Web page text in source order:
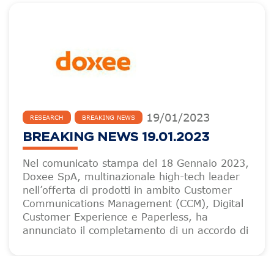
RESEARCH BREAKING NEWS 19/01/2023
BREAKING NEWS 19.01.2023
Nel comunicato stampa del 18 Gennaio 2023,
Doxee SpA, multinazionale high-tech leader
nell’offerta di prodotti in ambito Customer
Communications Management (CCM), Digital
Customer Experience e Paperless, ha
annunciato il completamento di un accordo di